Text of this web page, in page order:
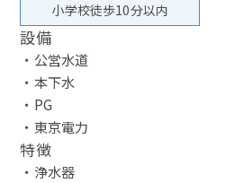
小学校徒歩10分以内
設備
・公営水道
・本下水
・PG
・東京電力
特徴
・浄水器